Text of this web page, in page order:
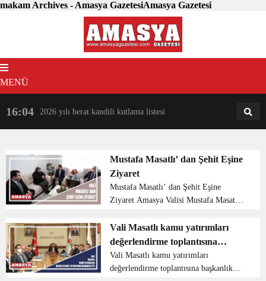
makam Archives - Amasya GazetesiAmasya Gazetesi
MENÜ
16:04 2026 yılı berat kandili kutlama listesi 18:31
Mustafa Masatlı’ dan Şehit Eşine
Ziyaret
Mustafa Masatlı’ dan Şehit Eşine
Ziyaret Amasya Valisi Mustafa Masatlı,
Rifat Şahin’in, Taşova ilçesinde yaşayan
eşi Yurdanur Şahin’i ziyare...
Vali Masatlı kamu yatırımları
değerlendirme toplantısına
başkanlık etti
Vali Masatlı kamu yatırımları
değerlendirme toplantısına başkanlık